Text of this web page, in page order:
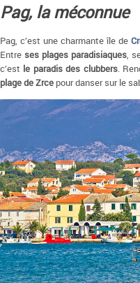
Pag, la méconnue
Pag, c’est une charmante île de
Entre ses plages paradisiaques,
c’est le paradis des clubbers.
plage de Zrce pour danser sur le